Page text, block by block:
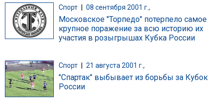
Спорт 08 сентября 2001 г.,
Московское "Торпедо" потерпело самое
крупное поражение за всю историю их
участия в розыгрышах Кубка России
Спорт 21 августа 2001 г.,
"Спартак" выбывает из борьбы за Кубок
России